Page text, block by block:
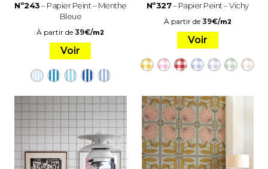
Nº243– Papier Peint – Menthe
Bleue
À partir de39€/m2
Voir
Nº327– Papier Peint – Vichy
À partir de 39€/m2
Voir